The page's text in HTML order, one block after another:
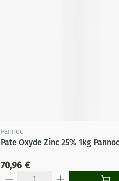
Pannoc
Pate Oxyde Zinc 25% 1kg Pannoc
70,96 €